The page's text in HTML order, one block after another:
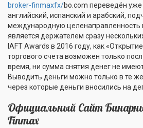
broker-finmaxfx/bo.com переведён
английский, испанский и арабский,
международную
является держателем сразу
IAFT Awards в 2016 году, как
торгового счета возможен только
время, ни сумма снятия денег не
Выводить деньги можно только в те
через которые деньги вносились на
Официальный Сайт
Finmax